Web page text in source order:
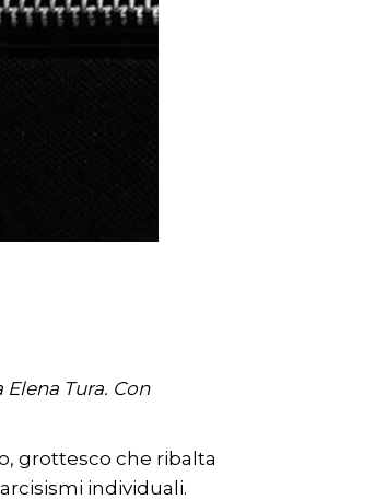
Tura. Con
grottesco che ribalta
individuali.